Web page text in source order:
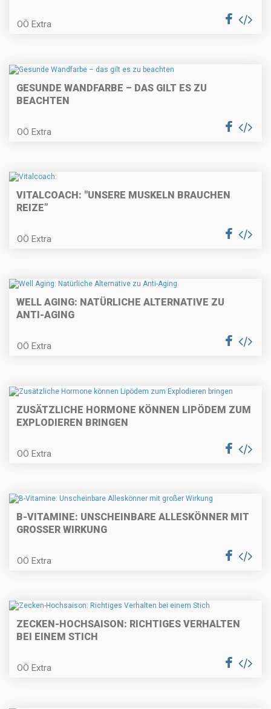
OÖ Extra
GESUNDE WANDFARBE – DAS GILT ES ZU
BEACHTEN
OÖ Extra
VITALCOACH: "UNSERE MUSKELN BRAUCHEN
REIZE”
OÖ Extra
WELL AGING: NATÜRLICHE ALTERNATIVE ZU
ANTI-AGING
OÖ Extra
ZUSÄTZLICHE HORMONE KÖNNEN LIPÖDEM ZUM
EXPLODIEREN BRINGEN
OÖ Extra
B-VITAMINE: UNSCHEINBARE ALLESKÖNNER MIT
GROSSER WIRKUNG
OÖ Extra
ZECKEN-HOCHSAISON: RICHTIGES VERHALTEN
BEI EINEM STICH
OÖ Extra